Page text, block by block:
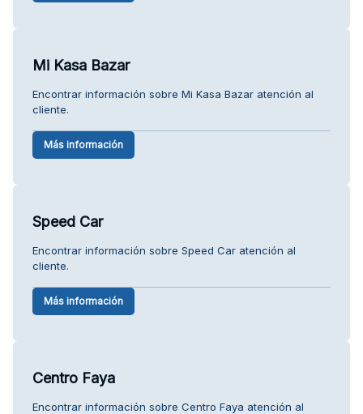
Mi Kasa Bazar
Encontrar información sobre Mi Kasa Bazar atención al
cliente.
Más información
Speed Car
Encontrar información sobre Speed Car atención al
cliente.
Más información
Centro Faya
Encontrar información sobre Centro Faya atención al